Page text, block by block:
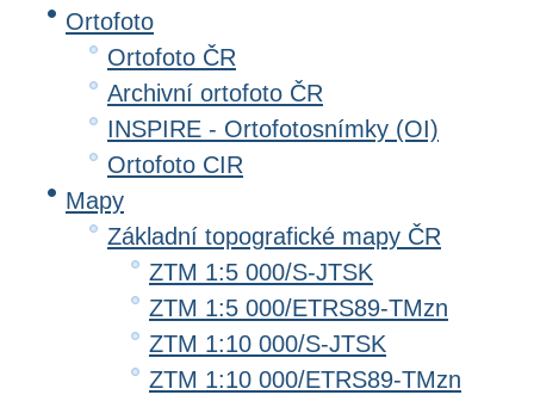
Ortofoto
Ortofoto ČR
Archivní ortofoto ČR
INSPIRE - Ortofotosnímky (OI)
Ortofoto CIR
Mapy
Základní topografické mapy ČR
ZTM 1:5 000/S-JTSK
ZTM 1:5 000/ETRS89-TMzn
ZTM 1:10 000/S-JTSK
ZTM 1:10 000/ETRS89-TMzn